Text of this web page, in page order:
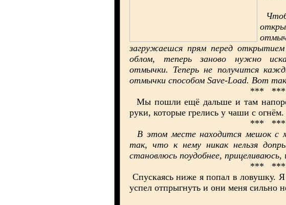
загружаешся прям перед
облом, теперь заново нужно
отмычки. Теперь не получится
отмычки способом Save-Load. Вот
***
Мы пошли ещё дальше и там
руки, которые грелись у чаши с
***
В этом месте находится мешок с
так, что к нему никак нельзя
становлюсь поудобнее,
***
Спускаясь ниже я попал в ловушку.
успел отпрыгнуть и они меня